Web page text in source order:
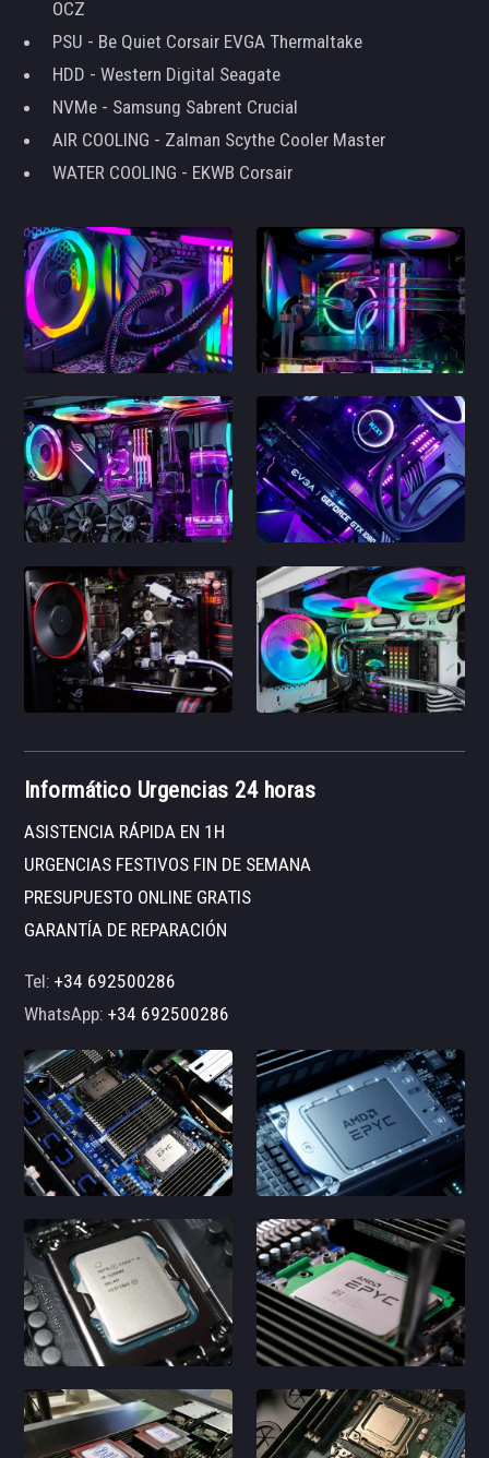
OCZ
PSU - Be Quiet Corsair EVGA Thermaltake
HDD - Western Digital Seagate
NVMe - Samsung Sabrent Crucial
AIR COOLING - Zalman Scythe Cooler Master
WATER COOLING - EKWB Corsair
Informático Urgencias 24 horas
ASISTENCIA RÁPIDA EN 1H
URGENCIAS FESTIVOS FIN DE SEMANA
PRESUPUESTO ONLINE GRATIS
GARANTÍA DE REPARACIÓN
Tel:+34 692500286
WhatsApp:+34 692500286